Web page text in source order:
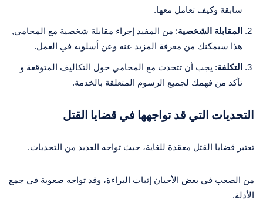
سابقة وكيف تعامل معها.
المقابلة الشخصية: من المفيد إجراء مقابلة شخصية مع المحامي,
هذا سيمكنك من معرفة المزيد عنه وعن أسلوبه في العمل.
التكلفة: يجب أن تتحدث مع المحامي حول التكاليف المتوقعة و
تأكد من فهمك لجميع الرسوم المتعلقة بالخدمة.
التحديات التي قد تواجهها في قضايا القتل
تعتبر قضايا القتل معقدة للغاية، حيث تواجه العديد من التحديات.
من الصعب في بعض الأحيان إثبات البراءة، وقد تواجه صعوبة في جمع
الأدلة.